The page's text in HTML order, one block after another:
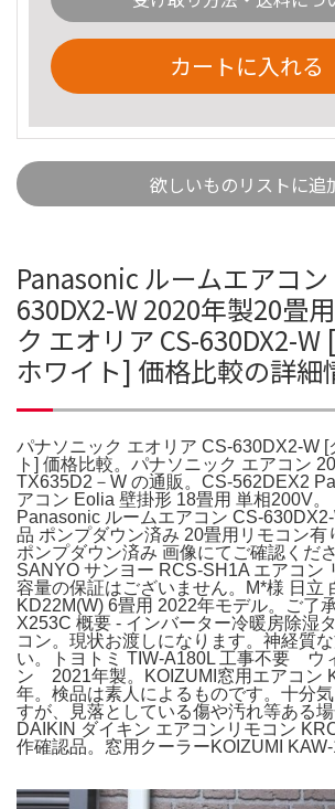
カートに入れる
欲しいものリストに追
Panasonic ルームエアコ
630DX2-W 2020年製20畳
ク エオリア CS-630DX2-
ホワイト] 価格比較の詳細
パナソニック エオリア CS-630DX2-W [
ト] 価格比較。パナソニック エアコン
TX635D2－W の通販。CS-562DEX2
アコン Eolia 壁掛形 18畳用 単相200V。
Panasonic ルームエアコン CS-
品 ポンプダウン済み 20畳用リモコン有
ポンプダウン済み 画像にてご確認くだ
SANYO サンヨー RCS-SH1A エアコン
容量の保証はございません。M*様 日立
KD22M(W) 6畳用 2022年モデル。ご了
X253C 概要 - インバーター冷暖房除湿
コン。現状お渡しになります。神経質
い。トヨトミ TIW-A180L 工事不要 ウ
ン 2021年製。KOIZUMI窓用エアコン
年。検品は素人によるものです。十分
すが、見落としている傷や汚れ等ある場
DAIKIN ダイキン エアコンリモコン
作確認品。窓用クーラーKOIZUMI KAW-